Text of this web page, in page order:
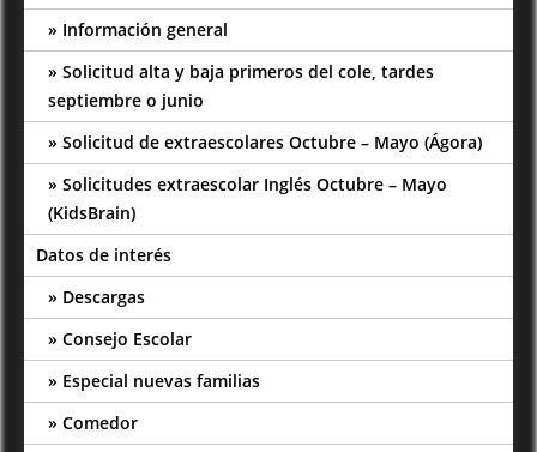
Información general
Solicitud alta y baja primeros del cole, tardes
septiembre o junio
Solicitud de extraescolares Octubre – Mayo (Ágora)
Solicitudes extraescolar Inglés Octubre – Mayo
(KidsBrain)
Datos de interés
Descargas
Consejo Escolar
Especial nuevas familias
Comedor